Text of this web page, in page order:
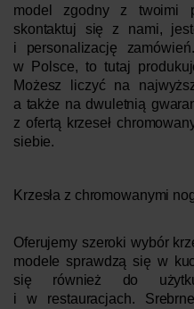
model zgodny z twoimi
skontaktuj się z nami,
i personalizację
w Polsce, to tutaj
Możesz liczyć na
a także na dwuletnią
z ofertą krzeseł
siebie.
Krzesła z chromowanymi
Oferujemy szeroki wybór
modele sprawdzą się w
się również do
i w restauracjach.